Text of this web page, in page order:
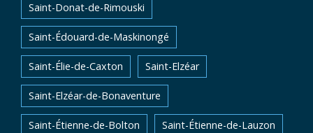
Saint-Donat-de-Rimouski
Saint-Édouard-de-Maskinongé
Saint-Élie-de-Caxton Saint-Elzéar
Saint-Elzéar-de-Bonaventure
Saint-Étienne-de-Bolton Saint-Étienne-de-Lauzon